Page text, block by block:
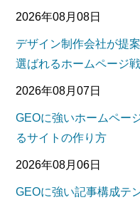
2026年08月08日
デザイン制作会社が提
選ばれるホームページ
2026年08月07日
GEOに強いホームペー
るサイトの作り方
2026年08月06日
GEOに強い記事構成テ